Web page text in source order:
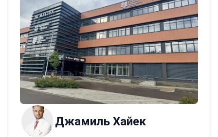
Джамиль Хайек